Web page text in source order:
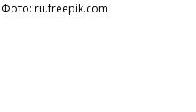
Фото: ru.freepik.com